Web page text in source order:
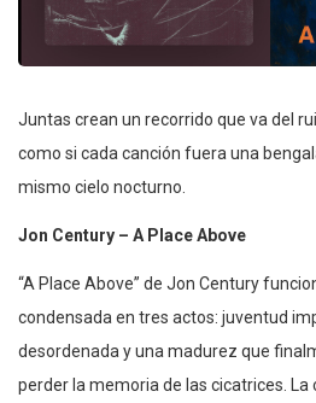
Juntas crean un recorrido que va del
como si cada canción fuera una
mismo cielo nocturno.
Jon Century – A Place Above
“A Place Above” de Jon Century
condensada en tres actos: juventud
desordenada y una madurez que
perder la memoria de las cicatrices.